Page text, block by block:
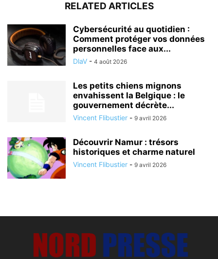
RELATED ARTICLES
Cybersécurité au quotidien :
Comment protéger vos données
personnelles face aux...
DlaV - 4 août 2026
Les petits chiens mignons
envahissent la Belgique : le
gouvernement décrète...
Vincent Flibustier - 9 avril 2026
Découvrir Namur : trésors
historiques et charme naturel
Vincent Flibustier - 9 avril 2026